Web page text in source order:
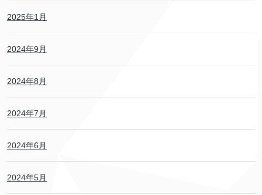
2025年1月
2024年9月
2024年8月
2024年7月
2024年6月
2024年5月